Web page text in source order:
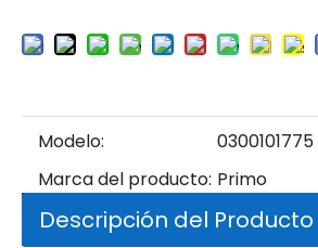
Modelo:
0300101775
Marca del producto: Primo
Descripción del Producto